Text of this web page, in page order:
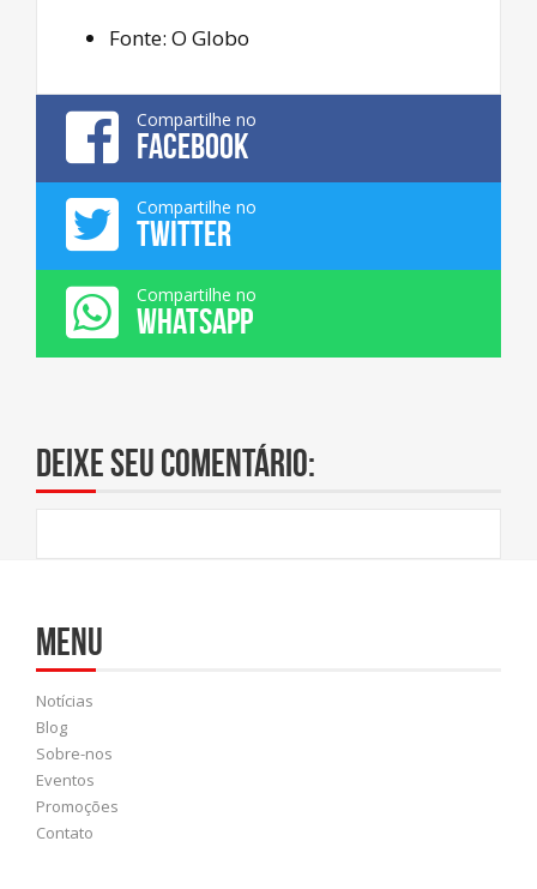
Fonte: O Globo
Compartilhe no
FACEBOOK
Compartilhe no
TWITTER
Compartilhe no
WHATSAPP
Deixe seu comentário:
Menu
Notícias
Blog
Sobre-nos
Eventos
Promoções
Contato